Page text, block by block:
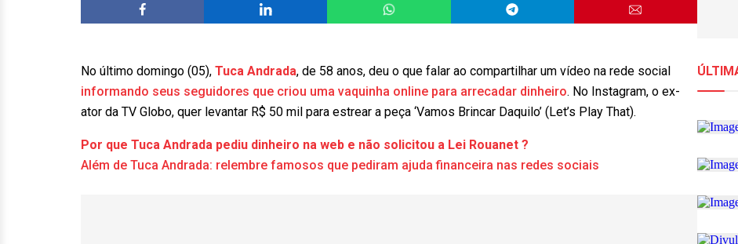
No último domingo (05), Tuca Andrada, de 58 anos, deu o que falar ao compartilhar um vídeo na rede social
informando seus seguidores que criou uma vaquinha online para arrecadar dinheiro. No Instagram, o ex-
ator da TV Globo, quer levantar R$ 50 mil para estrear a peça ‘Vamos Brincar Daquilo’ (Let’s Play That).
Por que Tuca Andrada pediu dinheiro na web e não solicitou a Lei Rouanet ?
Além de Tuca Andrada: relembre famosos que pediram ajuda financeira nas redes sociais